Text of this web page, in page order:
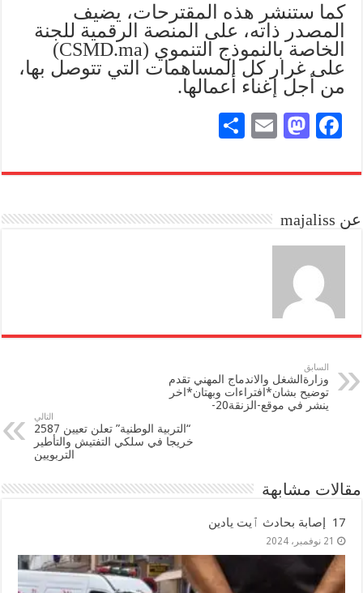
كما ستنشر هذه المقترحات، يضيف
المصدر ذاته، على المنصة الرقمية للجنة
الخاصة بالنموذج التنموي (CSMD.ma)
على غرار كل المساهمات التي تتوصل بها،
من أجل إغناء أعمالها.
Fa
bo
M
to
n
E
ail
re
عن majaliss
السابق
وزارةالشغل والاندماج المهني تقدم
توضيح بشان*افتراءات وبهتان*اخر
ينشر في موقع-الزنقة20-
التالي
“التربية الوطنية” تعلن تعيين 2587
خريجا في سلكي التفتيش والتأطير
التربويين
مقالات مشابهة
17 إصابة بحادث ٱيت يادين
21 نوفمبر، 2024